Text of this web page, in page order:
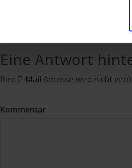
Eine Antwort
Ihre E-Mail Adresse wird nicht
Kommentar